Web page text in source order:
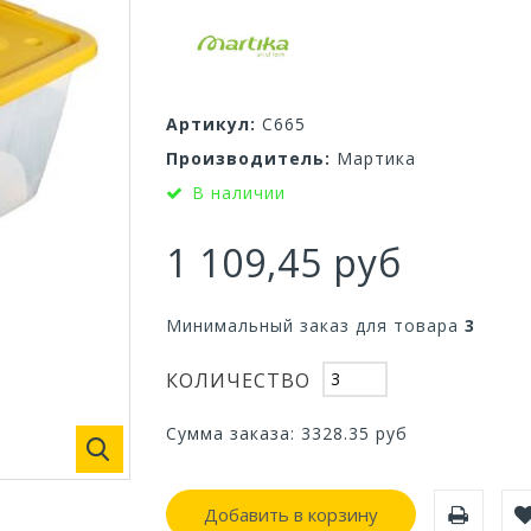
Артикул: С665
Производитель: Мартика
В наличии
1 109,45 руб
Минимальный заказ для товара 3
КОЛИЧЕСТВО
Сумма заказа: 3328.35 руб
Добавить в корзину